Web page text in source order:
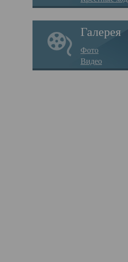
Галерея
Фото
Видео